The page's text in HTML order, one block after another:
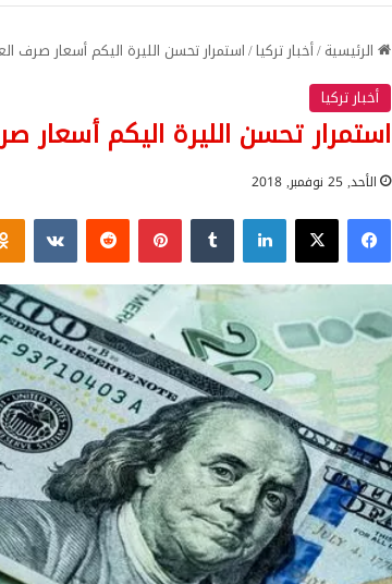
الرئيسية/أخبار تركيا/استمرار تحسن الليرة اليكم أسعار صرف العملات
أخبار تركيا
استمرار تحسن الليرة اليكم أسعار صرف
الأحد, 25 نوفمبر, 2018
فيسبوك‫X لينكدإن بينتيريست